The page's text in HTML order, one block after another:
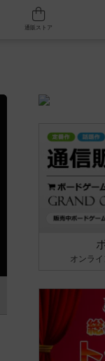
人気ボードゲーム
オンラ